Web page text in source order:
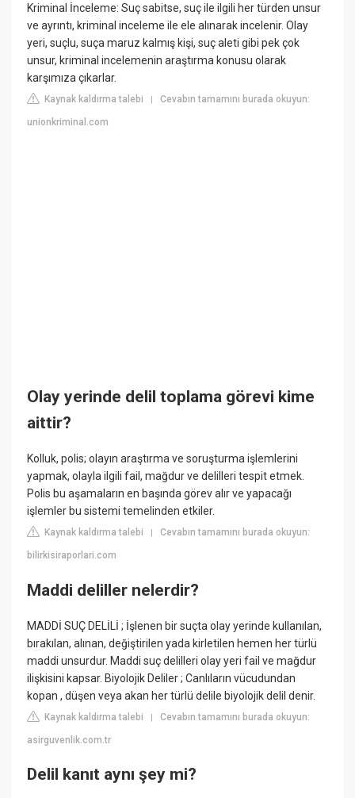
Kriminal İnceleme: Suç sabitse, suç ile ilgili her türden unsur
ve ayrıntı, kriminal inceleme ile ele alınarak incelenir. Olay
yeri, suçlu, suça maruz kalmış kişi, suç aleti gibi pek çok
unsur, kriminal incelemenin araştırma konusu olarak
karşımıza çıkarlar.
Kaynak kaldırma talebi |Cevabın tamamını burada okuyun:
unionkriminal.com
Olay yerinde delil toplama görevi kime
aittir?
Kolluk, polis; olayın araştırma ve soruşturma işlemlerini
yapmak, olayla ilgili fail, mağdur ve delilleri tespit etmek.
Polis bu aşamaların en başında görev alır ve yapacağı
işlemler bu sistemi temelinden etkiler.
Kaynak kaldırma talebi |Cevabın tamamını burada okuyun:
bilirkisiraporlari.com
Maddi deliller nelerdir?
MADDİ SUÇ DELİLİ ; İşlenen bir suçta olay yerinde kullanılan,
bırakılan, alınan, değiştirilen yada kirletilen hemen her türlü
maddi unsurdur. Maddi suç delilleri olay yeri fail ve mağdur
ilişkisini kapsar. Biyolojik Deliler ; Canlıların vücudundan
kopan , düşen veya akan her türlü delile biyolojik delil denir.
Kaynak kaldırma talebi |Cevabın tamamını burada okuyun:
asirguvenlik.com.tr
Delil kanıt aynı şey mi?